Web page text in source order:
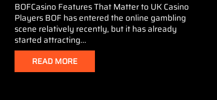
BOFCasino Features That Matter to UK Casino
Players BOF has entered the online gambling
scene relatively recently, but it has already
started attracting...
READ MORE